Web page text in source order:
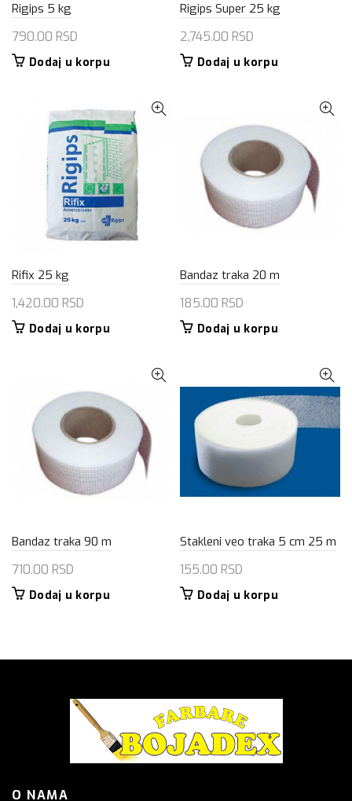
Rigips 5 kg
790.00 RSD
Dodaj u korpu
Rigips Super 25 kg
2,745.00 RSD
Dodaj u korpu
Rifix 25 kg
1,420.00 RSD
Dodaj u korpu
Bandaz traka 20 m
185.00 RSD
Dodaj u korpu
Bandaz traka 90 m
710.00 RSD
Dodaj u korpu
Stakleni veo traka 5 cm 25 m
155.00 RSD
Dodaj u korpu
O NAMA